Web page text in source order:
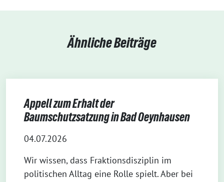
Ähnliche Beiträge
Appell zum Erhalt der
Baumschutzsatzung in Bad Oeynhausen
04.07.2026
Wir wissen, dass Fraktionsdisziplin im
politischen Alltag eine Rolle spielt. Aber bei